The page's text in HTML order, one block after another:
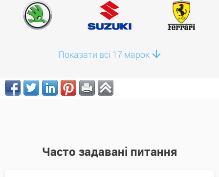
Показати всі 17 марок
Часто задавані питання